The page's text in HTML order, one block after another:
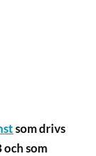
som drivs
som